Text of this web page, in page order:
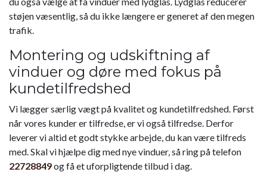
støjen væsentlig, så du ikke længere er generet af den megen
trafik.
Montering og udskiftning af
vinduer og døre med fokus på
kundetilfredshed
Vi lægger særlig vægt på kvalitet og kundetilfredshed. Først
når vores kunder er tilfredse, er vi også tilfredse. Derfor
leverer vi altid et godt stykke arbejde, du kan være tilfreds
med. Skal vi hjælpe dig med nye vinduer, så ring på telefon
22728849og få et uforpligtende tilbud i dag.